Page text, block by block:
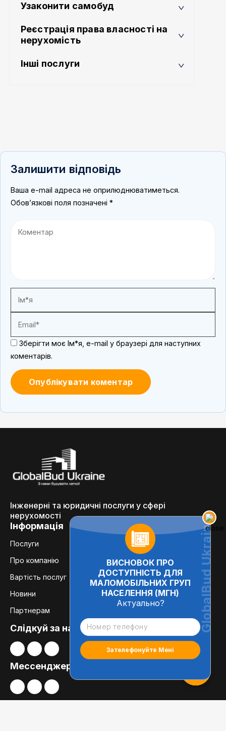
Узаконити самобуд
Реєстрація права власності на
нерухомість
Інші послуги
Залишити відповідь
Ваша e-mail адреса не оприлюднюватиметься.
Обов’язкові поля позначені *
Зберігти моє Ім*я, e-mail у браузері для наступних
коментарів.
ВИСНОВОК ПРО
ДОСТУПНІСТЬ ДЛЯ
МАЛОМОБІЛЬНИХ ГРУП
НАСЕЛЕННЯ (МГН)
Актуально?
Інженерні та юридичні послуги у сфері
нерухомості
Інформація
Послуги
Про компанію
Вартість послуг
Новини
Партнерам
Слідкуй за нами:
Мессенджери